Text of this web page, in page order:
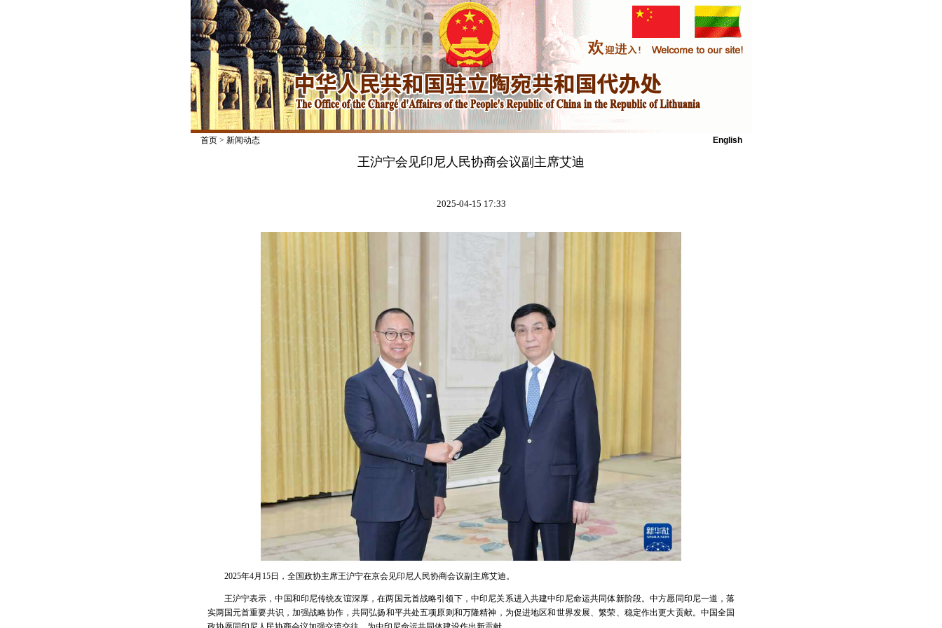
首页> 新闻动态 English
王沪宁会见印尼人民协商会议副主席艾迪
2025-04-15 17:33
2025年4月15日，全国政协主席王沪宁在京会见印尼人民协商会议副主席艾迪。
王沪宁表示，中国和印尼传统友谊深厚，在两国元首战略引领下，中印尼关系进入共建中印尼命运共同体新阶段。中方愿同印尼一道，落
实两国元首重要共识，加强战略协作，共同弘扬和平共处五项原则和万隆精神，为促进地区和世界发展、繁荣、稳定作出更大贡献。中国全国